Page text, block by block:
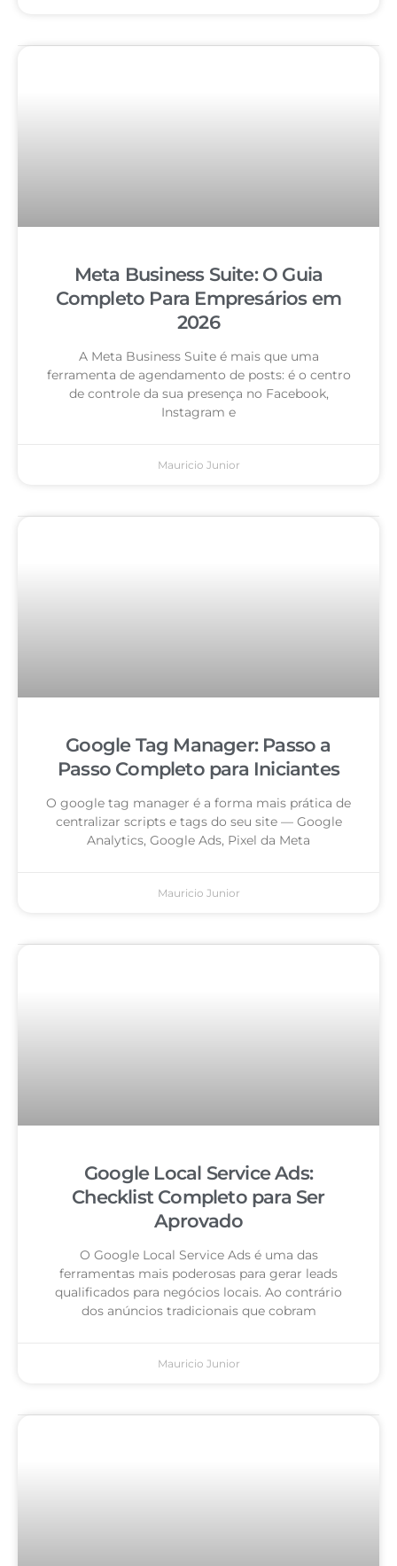
Meta Business Suite: O Guia
Completo Para Empresários em
2026
A Meta Business Suite é mais que uma
ferramenta de agendamento de posts: é o centro
de controle da sua presença no Facebook,
Instagram e
Mauricio Junior
Google Tag Manager: Passo a
Passo Completo para Iniciantes
O google tag manager é a forma mais prática de
centralizar scripts e tags do seu site — Google
Analytics, Google Ads, Pixel da Meta
Mauricio Junior
Google Local Service Ads:
Checklist Completo para Ser
Aprovado
O Google Local Service Ads é uma das
ferramentas mais poderosas para gerar leads
qualificados para negócios locais. Ao contrário
dos anúncios tradicionais que cobram
Mauricio Junior